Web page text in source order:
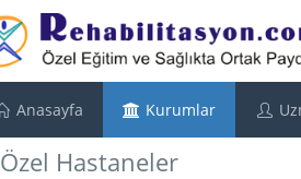
Anasayfa Kurumlar
Özel Hastaneler